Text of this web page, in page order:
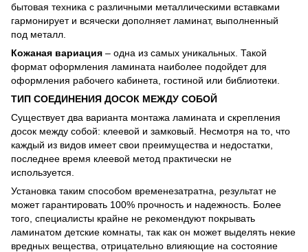
бытовая техника с различными металлическими вставками
гармонирует и всячески дополняет ламинат, выполненный
под металл.
Кожаная вариация – одна из самых уникальных. Такой
формат оформления ламината наиболее подойдет для
оформления рабочего кабинета, гостиной или библиотеки.
ТИП СОЕДИНЕНИЯ ДОСОК МЕЖДУ СОБОЙ
Существует два варианта монтажа ламината и скрепления
досок между собой: клеевой и замковый. Несмотря на то, что
каждый из видов имеет свои преимущества и недостатки,
последнее время клеевой метод практически не
используется.
Установка таким способом временезатратна, результат не
может гарантировать 100% прочность и надежность. Более
того, специалисты крайне не рекомендуют покрывать
ламинатом детские комнаты, так как он может выделять некие
вредных вещества, отрицательно влияющие на состояние